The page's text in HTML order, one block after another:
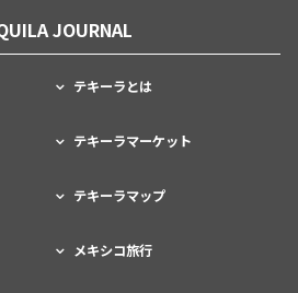
JOURNAL
テキーラとは
テキーラマーケット
テキーラマップ
メキシコ旅行